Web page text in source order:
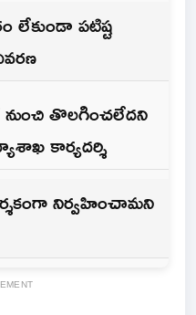
పటిష్ట
తొలగించలేదని
కార్యదర్శి
నిర్వహించామని